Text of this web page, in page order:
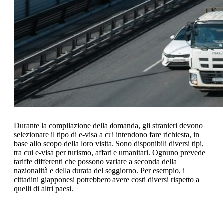
Durante la compilazione della domanda, gli stranieri devono
selezionare il tipo di e-visa a cui intendono fare richiesta, in
base allo scopo della loro visita. Sono disponibili diversi tipi,
tra cui e-visa per turismo, affari e umanitari. Ognuno prevede
tariffe differenti che possono variare a seconda della
nazionalità e della durata del soggiorno. Per esempio, i
cittadini giapponesi potrebbero avere costi diversi rispetto a
quelli di altri paesi.